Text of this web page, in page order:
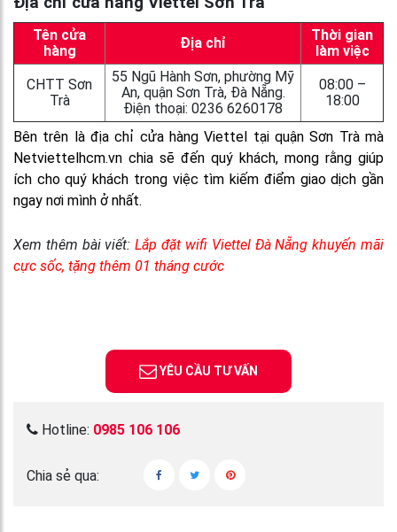
Tên cửa
hàng
Địa chỉ
Thời gian
làm việc
CHTT Sơn
Trà
55 Ngũ Hành Sơn, phường Mỹ
An, quận Sơn Trà, Đà Nẵng.
Điện thoại: 0236 6260178
08:00 –
18:00
Bên trên là địa chỉ cửa hàng Viettel tại quận Sơn Trà mà
Netviettelhcm.vn chia sẽ đến quý khách, mong rằng giúp
ích cho quý khách trong việc tìm kiếm điểm giao dịch gần
ngay nơi mình ở nhất.
Xem thêm bài viết:Lắp đặt wifi Viettel Đà Nẵng khuyến mãi
cực sốc, tặng thêm 01 tháng cước
YÊU CẦU TƯ VẤN
Hotline: 0985 106 106
Chia sẻ qua: